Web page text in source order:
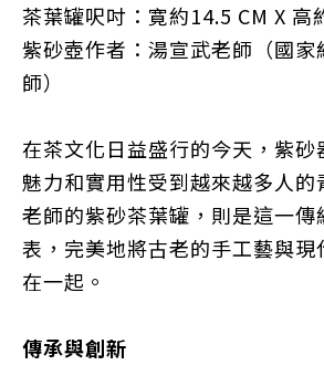
茶葉罐呎吋：寛約14.5 CM X 高
紫砂壺作者：湯宣武老師（國家
師）
在茶文化日益盛行的今天，紫砂
魅力和實用性受到越來越多人
老師的紫砂茶葉罐，則是這一傳
表，完美地將古老的手工藝與現
在一起。
傳承與創新